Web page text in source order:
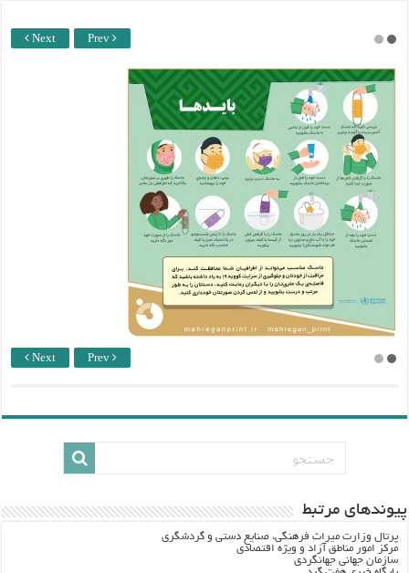
Next Prev
Next Prev
پيوندهاي مرتبط
پرتال وزارت ميراث فرهنگي، صنایع دستی و گردشگري
مرکز امور مناطق آزاد و ویژه اقتصادی
سازمان جهانی جهانگردی